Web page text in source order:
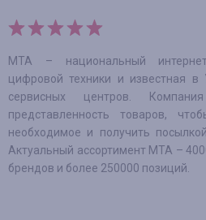
МТА – национальный
цифровой техники и известная в
сервисных центров.
представленность товаров,
необходимое и получить
Актуальный ассортимент МТА –
брендов и более 250000 позиций.